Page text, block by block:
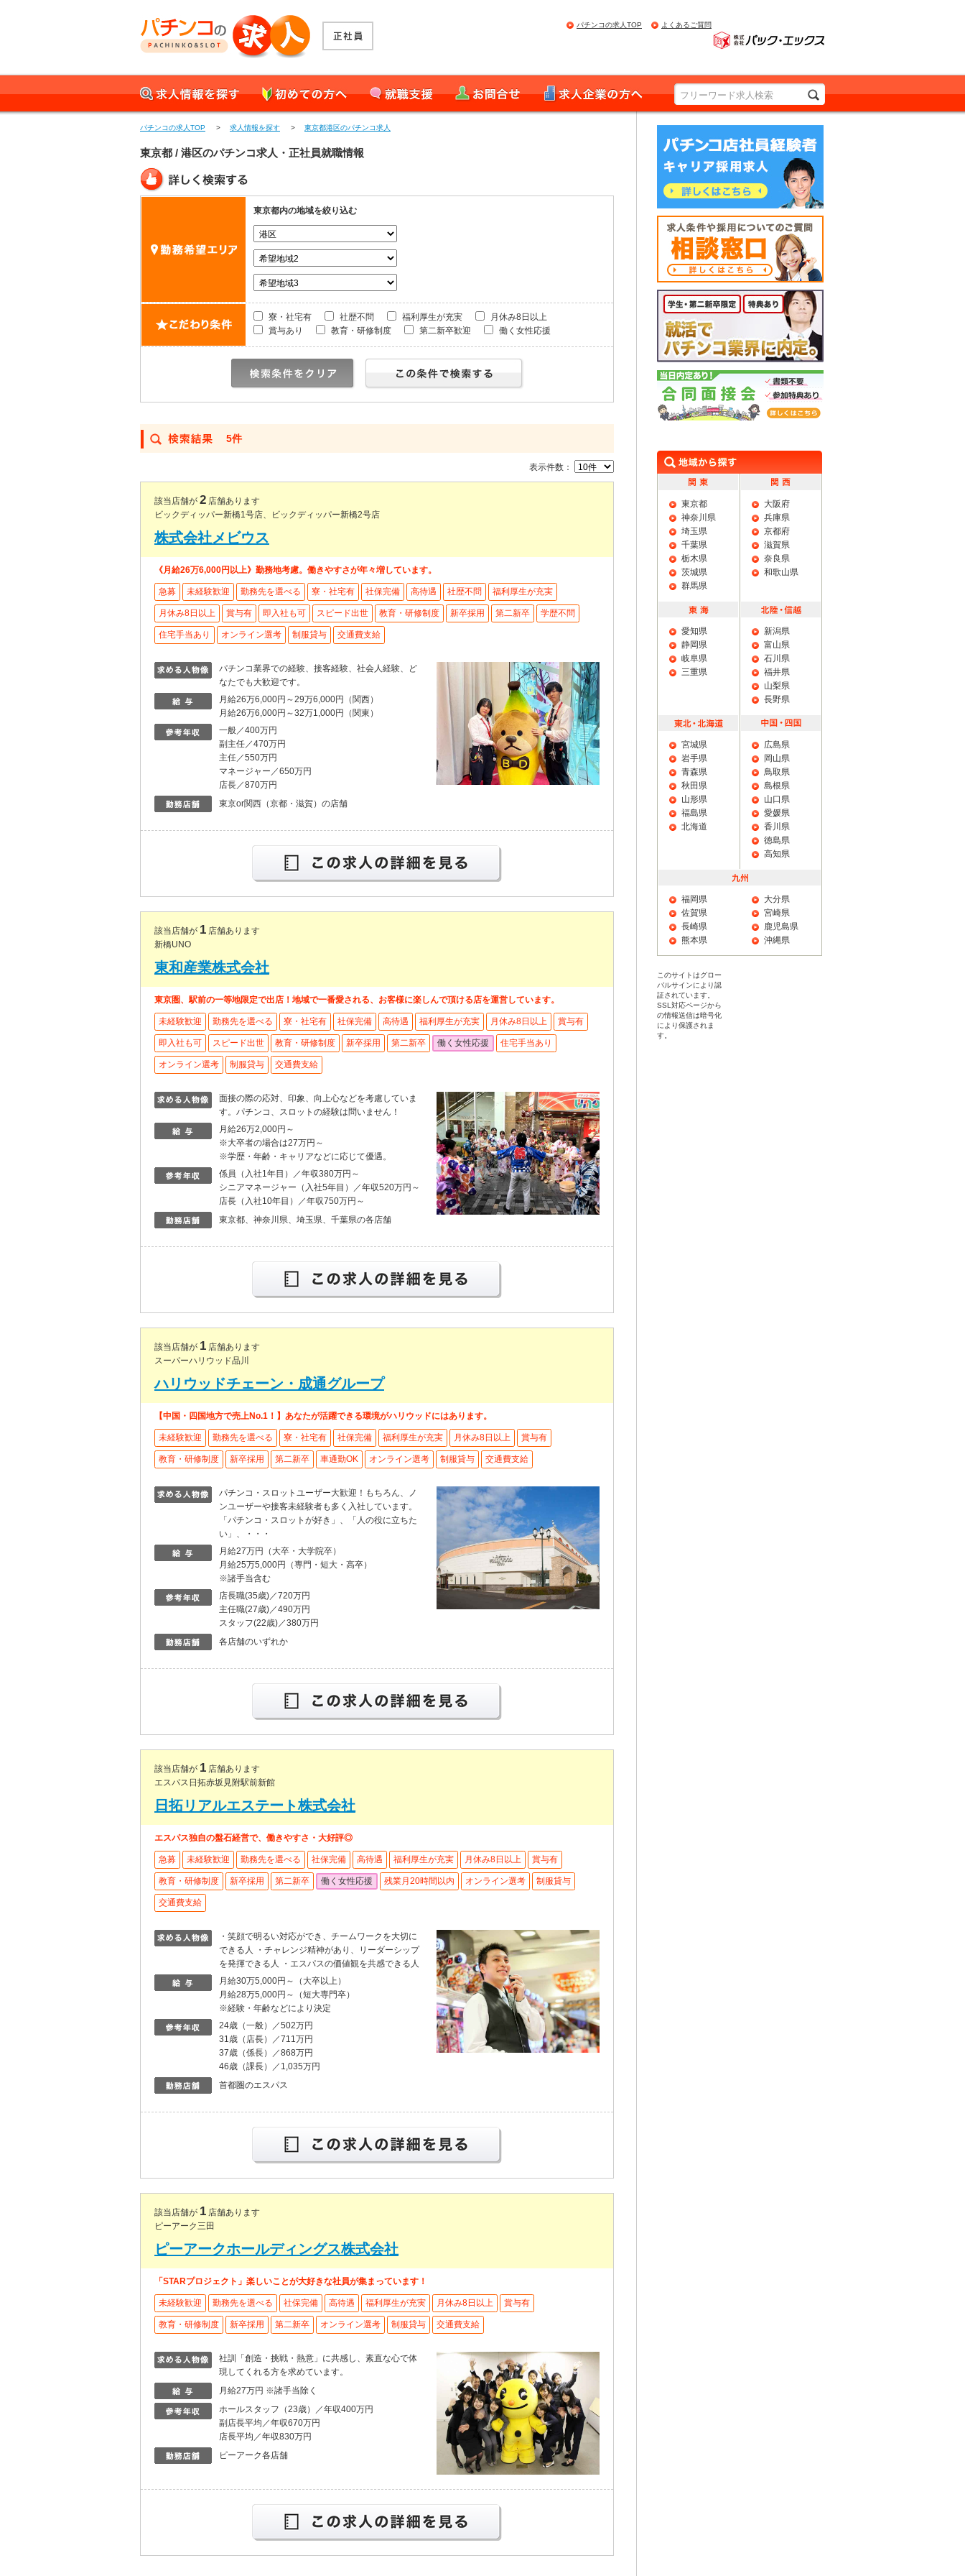
パチンコの求人TOP よくあるご質問
パチンコの求人TOP > 求人情報を探す > 東京都港区のパチンコ求人
東京都 / 港区のパチンコ求人・正社員就職情報
詳しく検索する
東京都内の地域を絞り込む
寮・社宅有 社歴不問 福利厚生が充実
月休み8日以上
賞与あり
教育・研修制度 第二新卒歓迎 働く女性応援
5件
表示件数：
該当店舗が 2 店舗あります
ビックディッパー新橋1号店、ビックディッパー新橋2号店
株式会社メビウス
《月給26万6,000円以上》勤務地考慮。働きやすさが年々増しています。
急募 未経験歓迎 勤務先を選べる 寮・社宅有 社保完備 高待遇 社歴不問 福利厚生が充実
月休み8日以上 賞与有 即入社も可 スピード出世 教育・研修制度 新卒採用 第二新卒 学歴不問
住宅手当あり オンライン選考 制服貸与 交通費支給
パチンコ業界での経験、接客経験、社会人経験、ど
なたでも大歓迎です。
月給26万6,000円～29万6,000円（関西）
月給26万6,000円～32万1,000円（関東）
一般／400万円
副主任／470万円
主任／550万円
マネージャー／650万円
店長／870万円
東京or関西（京都・滋賀）の店舗
該当店舗が 1 店舗あります
新橋UNO
東和産業株式会社
東京圏、駅前の一等地限定で出店！地域で一番愛される、お客様に楽しんで頂ける店を運営しています。
未経験歓迎 勤務先を選べる 寮・社宅有 社保完備 高待遇 福利厚生が充実 月休み8日以上 賞与有
即入社も可 スピード出世 教育・研修制度 新卒採用 第二新卒 働く女性応援 住宅手当あり
オンライン選考 制服貸与 交通費支給
面接の際の応対、印象、向上心などを考慮していま
す。パチンコ、スロットの経験は問いません！
月給26万2,000円～
※大卒者の場合は27万円～
※学歴・年齢・キャリアなどに応じて優遇。
係員（入社1年目）／年収380万円～
シニアマネージャー（入社5年目）／年収520万円～
店長（入社10年目）／年収750万円～
東京都、神奈川県、埼玉県、千葉県の各店舗
該当店舗が 1 店舗あります
スーパーハリウッド品川
ハリウッドチェーン・成通グループ
【中国・四国地方で売上No.1！】あなたが活躍できる環境がハリウッドにはあります。
未経験歓迎 勤務先を選べる 寮・社宅有 社保完備 福利厚生が充実 月休み8日以上 賞与有
教育・研修制度 新卒採用 第二新卒 車通勤OK オンライン選考 制服貸与 交通費支給
パチンコ・スロットユーザー大歓迎！もちろん、ノ
ンユーザーや接客未経験者も多く入社しています。
「パチンコ・スロットが好き」、「人の役に立ちた
い」、・・・
月給27万円（大卒・大学院卒）
月給25万5,000円（専門・短大・高卒）
※諸手当含む
店長職(35歳)／720万円
主任職(27歳)／490万円
スタッフ(22歳)／380万円
各店舗のいずれか
該当店舗が 1 店舗あります
エスパス日拓赤坂見附駅前新館
日拓リアルエステート株式会社
エスパス独自の盤石経営で、働きやすさ・大好評◎
急募 未経験歓迎 勤務先を選べる 社保完備 高待遇 福利厚生が充実 月休み8日以上 賞与有
教育・研修制度 新卒採用 第二新卒 働く女性応援 残業月20時間以内 オンライン選考 制服貸与
交通費支給
・笑顔で明るい対応ができ、チームワークを大切に
できる人 ・チャレンジ精神があり、リーダーシップ
を発揮できる人 ・エスパスの価値観を共感できる人
月給30万5,000円～（大卒以上）
月給28万5,000円～（短大専門卒）
※経験・年齢などにより決定
24歳（一般）／502万円
31歳（店長）／711万円
37歳（係長）／868万円
46歳（課長）／1,035万円
首都圏のエスパス
該当店舗が 1 店舗あります
ピーアーク三田
ピーアークホールディングス株式会社
「STARプロジェクト」楽しいことが大好きな社員が集まっています！
未経験歓迎 勤務先を選べる 社保完備 高待遇 福利厚生が充実 月休み8日以上 賞与有
教育・研修制度 新卒採用 第二新卒 オンライン選考 制服貸与 交通費支給
社訓「創造・挑戦・熱意」に共感し、素直な心で体
現してくれる方を求めています。
月給27万円 ※諸手当除く
ホールスタッフ（23歳）／年収400万円
副店長平均／年収670万円
店長平均／年収830万円
ピーアーク各店舗
パチンコ店社員経験者の方 詳しくはこちら
求人条件や採用についてのご質問 相談窓口
詳しくはこちら
学生限定 特典あり 就活でパチンコ業界に
内定。
東京都
神奈川県
埼玉県
千葉県
栃木県
茨城県
群馬県
大阪府
兵庫県
京都府
滋賀県
奈良県
和歌山県
愛知県
静岡県
岐阜県
三重県
新潟県
富山県
石川県
福井県
山梨県
長野県
宮城県
岩手県
青森県
秋田県
山形県
福島県
北海道
広島県
岡山県
鳥取県
島根県
山口県
愛媛県
香川県
徳島県
高知県
福岡県
佐賀県
長崎県
熊本県
大分県
宮崎県
鹿児島県
沖縄県
このサイトはグロー
バルサインにより認
証されています。
SSL対応ページから
の情報送信は暗号化
により保護されま
す。